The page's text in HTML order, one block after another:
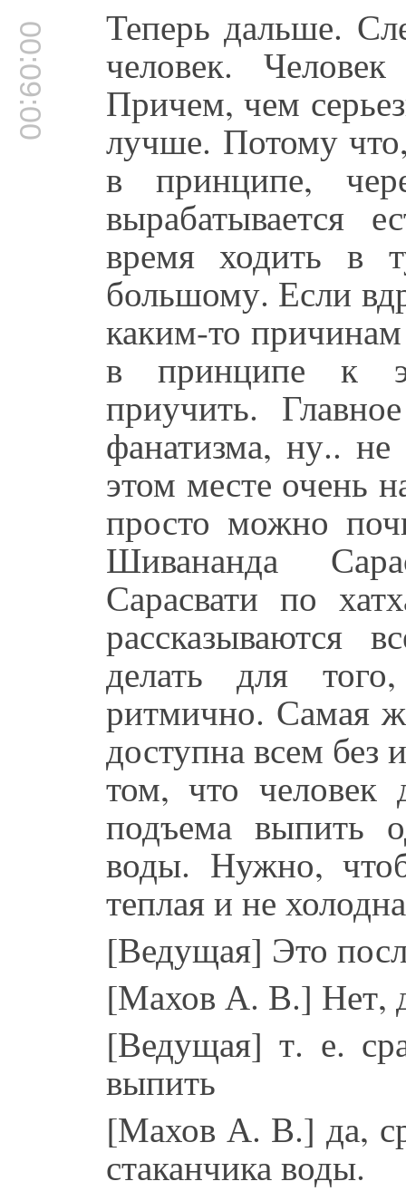
00:09:00 Теперь дальше.
человек.
Причем, чем
лучше. Потому
в принципе,
вырабатывается
время ходить в
большому. Если
каким-то причинам
в принципе к
приучить.
фанатизма, ну.. не
этом месте очень
просто можно
Шивананда
Сарасвати по
рассказываются
делать для
ритмично. Самая
доступна всем без
том, что человек
подъема выпить
воды. Нужно,
теплая и не
[Ведущая] Это
[Махов А. В.] Нет,
[Ведущая] т. е.
выпить
[Махов А. В.] да,
стаканчика воды.